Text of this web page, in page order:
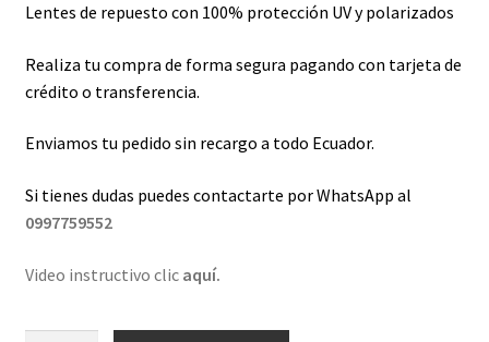
Lentes de repuesto con 100% protección UV y polarizados
Realiza tu compra de forma segura pagando con tarjeta de
crédito o transferencia.
Enviamos tu pedido sin recargo a todo Ecuador.
Si tienes dudas puedes contactarte por WhatsApp al
0997759552
Video instructivo clic aquí.